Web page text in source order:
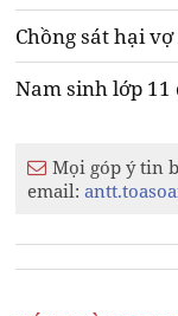
Chồng sát hại
Nam sinh lớp
Mọi góp ý tin
email: